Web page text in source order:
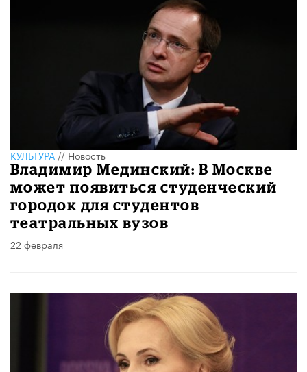
КУЛЬТУРА//Новость
Владимир Мединский: В Москве
может появиться студенческий
городок для студентов
театральных вузов
22 февраля